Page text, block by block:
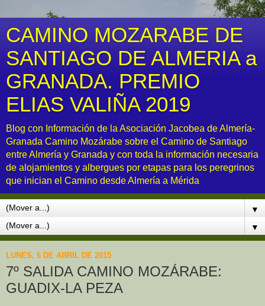
CAMINO MOZARABE DE
SANTIAGO DE ALMERIA a
GRANADA. PREMIO
ELIAS VALIÑA 2019
Blog con Información de la Asociación Jacobea de Almería-
Granada Camino Mozárabe sobre el Camino de Santiago
entre Almería y Granada y con toda la información necesaria
de alojamientos y albergues por etapas para los peregrinos
que inician el Camino desde Almería a Mérida
▼
▼
LUNES, 6 DE ABRIL DE 2015
7º SALIDA CAMINO MOZÁRABE:
GUADIX-LA PEZA